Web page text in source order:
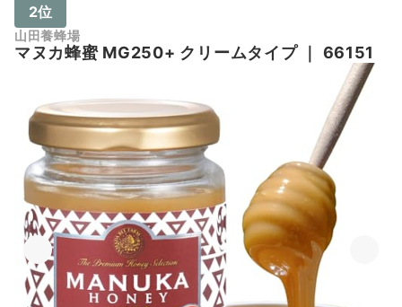
2位
山田養蜂場
マヌカ蜂蜜 MG250+ クリームタイプ｜ 66151